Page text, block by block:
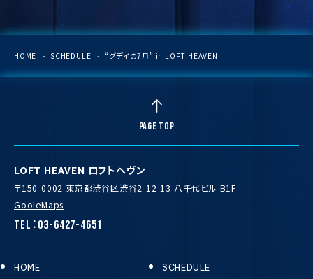
HOME SCHEDULE “グデイの7月” in LOFT HEAVEN
LOFT HEAVEN ロフトヘヴン
〒150-0002 東京都渋谷区渋谷2-12-13 八千代ビル B1F
GooleMaps
TEL：03-6427-4651
HOME SCHEDULE
PAGE TOP